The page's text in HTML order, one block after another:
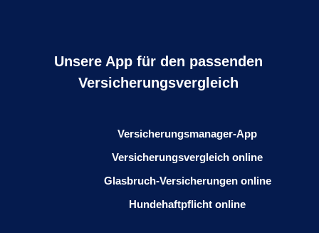
Unsere App für den passenden
Versicherungsvergleich
Versicherungsmanager-App
Versicherungsvergleich online
Glasbruch-Versicherungen online
Hundehaftpflicht online